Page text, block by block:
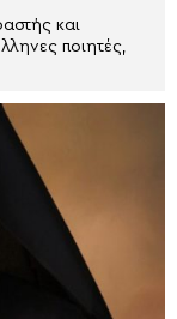
και
ποιητές,